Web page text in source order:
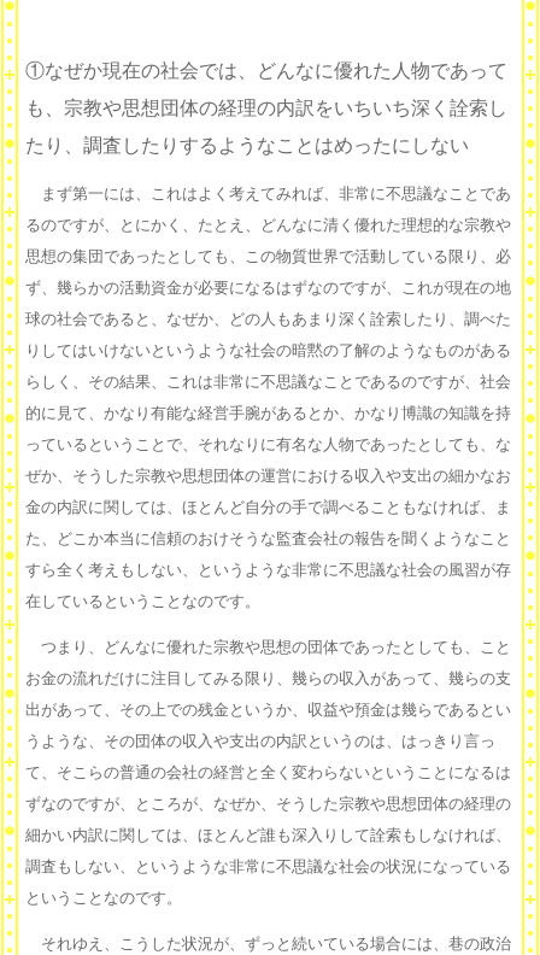
①なぜか現在の社会では、どんなに優れた人物であって
も、宗教や思想団体の経理の内訳をいちいち深く詮索し
たり、調査したりするようなことはめったにしない
まず第一には、これはよく考えてみれば、非常に不思議なことであ
るのですが、とにかく、たとえ、どんなに清く優れた理想的な宗教や
思想の集団であったとしても、この物質世界で活動している限り、必
ず、幾らかの活動資金が必要になるはずなのですが、これが現在の地
球の社会であると、なぜか、どの人もあまり深く詮索したり、調べた
りしてはいけないというような社会の暗黙の了解のようなものがある
らしく、その結果、これは非常に不思議なことであるのですが、社会
的に見て、かなり有能な経営手腕があるとか、かなり博識の知識を持
っているということで、それなりに有名な人物であったとしても、な
ぜか、そうした宗教や思想団体の運営における収入や支出の細かなお
金の内訳に関しては、ほとんど自分の手で調べることもなければ、ま
た、どこか本当に信頼のおけそうな監査会社の報告を聞くようなこと
すら全く考えもしない、というような非常に不思議な社会の風習が存
在しているということなのです。
つまり、どんなに優れた宗教や思想の団体であったとしても、こと
お金の流れだけに注目してみる限り、幾らの収入があって、幾らの支
出があって、その上での残金というか、収益や預金は幾らであるとい
うような、その団体の収入や支出の内訳というのは、はっきり言っ
て、そこらの普通の会社の経営と全く変わらないということになるは
ずなのですが、ところが、なぜか、そうした宗教や思想団体の経理の
細かい内訳に関しては、ほとんど誰も深入りして詮索もしなければ、
調査もしない、というような非常に不思議な社会の状況になっている
ということなのです。
それゆえ、こうした状況が、ずっと続いている場合には、巷の政治